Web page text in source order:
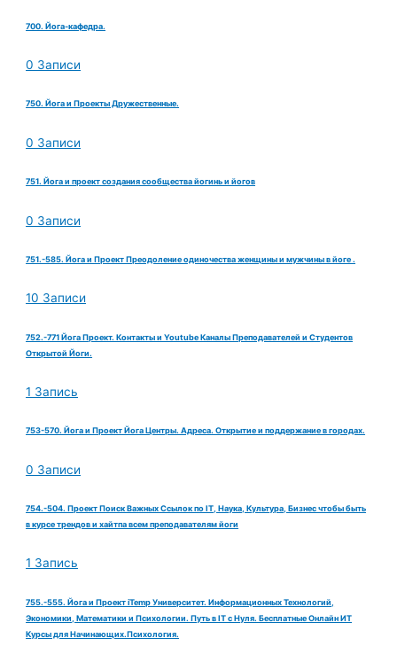
700. Йога-кафедра.
0 Записи
750. Йога и Проекты Дружественные.
0 Записи
751. Йога и проект создания сообщества йогинь и йогов
0 Записи
751.-585. Йога и Проект Преодоление одиночества женщины и мужчины в йоге .
10 Записи
752.-771 Йога Проект. Контакты и Youtube Каналы Преподавателей и Студентов
Открытой Йоги.
1 Запись
753-570. Йога и Проект Йога Центры. Адреса. Открытие и поддержание в городах.
0 Записи
754.-504. Проект Поиск Важных Ссылок по IT, Наука, Культура, Бизнес чтобы быть
в курсе трендов и хайтпа всем преподавателям йоги
1 Запись
755.-555. Йога и Проект iTemp Университет. Информационных Технологий,
Экономики, Математики и Психологии. Путь в IT с Нуля. Бесплатные Онлайн ИТ
Курсы для Начинающих.Психология.